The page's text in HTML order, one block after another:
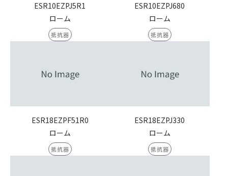
ESR10EZPJ5R1
ローム
抵抗器
ESR10EZPJ680
ローム
抵抗器
ESR18EZPF51R0
ローム
抵抗器
ESR18EZPJ330
ローム
抵抗器